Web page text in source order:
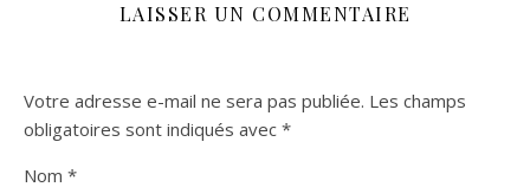
LAISSER UN COMMENTAIRE
Votre adresse e-mail ne sera pas publiée. Les champs
obligatoires sont indiqués avec *
Nom *